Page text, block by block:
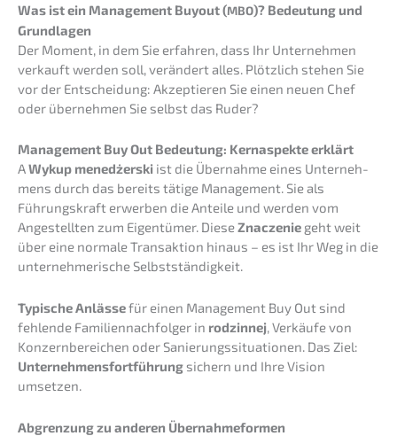
Was ist ein Manage­ment Buyout (MBO)? Bedeu­tung und
Grundlagen
Der Moment, in dem Sie erfah­ren, dass Ihr Unter­neh­men
verkauft werden soll, verän­dert alles. Plötz­lich stehen Sie
vor der Entschei­dung: Akzep­tie­ren Sie einen neuen Chef
oder überneh­men Sie selbst das Ruder?
Manage­ment Buy Out Bedeu­tung: Kernaspek­te erklärt
AWykup menedżer­ski ist die Übernah­me eines Unter­neh­
mens durch das bereits tätige Manage­ment. Sie als
Führungs­kraft erwer­ben die Antei­le und werden vom
Angestell­ten zum Eigen­tü­mer. DieseZnacze­nie geht weit
über eine norma­le Trans­ak­ti­on hinaus – es ist Ihr Weg in die
unter­neh­me­ri­sche Selbstständigkeit.
Typische Anläs­sefür einen Manage­ment Buy Out sind
fehlen­de Famili­en­nach­fol­ger in rodzin­nej, Verkäu­fe von
Konzern­be­rei­chen oder Sanie­rungs­si­tua­tio­nen. Das Ziel:
Unter­neh­mens­fort­füh­rungsichern und Ihre Vision
umsetzen.
Abgren­zung zu anderen Übernahmeformen